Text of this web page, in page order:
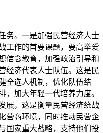
务。一是加强民营经济人士
工作的首要课题，要高举爱
信念教育，加强政治引导和
经济代表人士队伍。这是民
全选人机制，优化队伍结
，加大年轻一代培养力度。
展。这是衡量民营经济统战
营商环境，同时推动民营企
国家重大战略，支持他们投